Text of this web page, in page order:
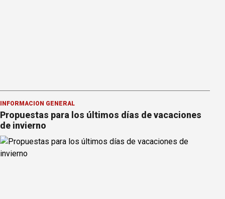
INFORMACION GENERAL
Propuestas para los últimos días de vacaciones
de invierno